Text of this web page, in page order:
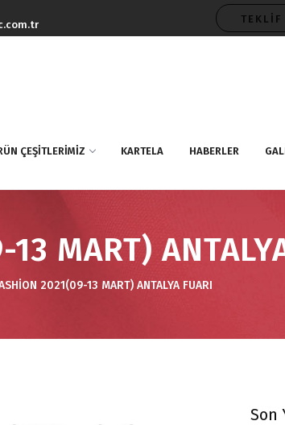
ÇEŞİTLERİMİZ KARTELA HABERLER
MART)
2021(09-13 MART) ANTALYA FUARI
Son